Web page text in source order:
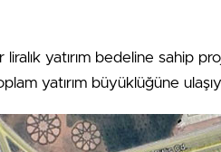
liralık yatırım bedeline sahip
yatırım büyüklüğüne